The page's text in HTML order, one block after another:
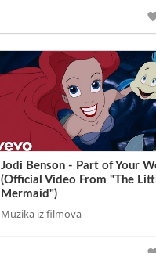
Jodi Benson - Part of Your
(Official Video From "The
Mermaid")
Muzika iz filmova